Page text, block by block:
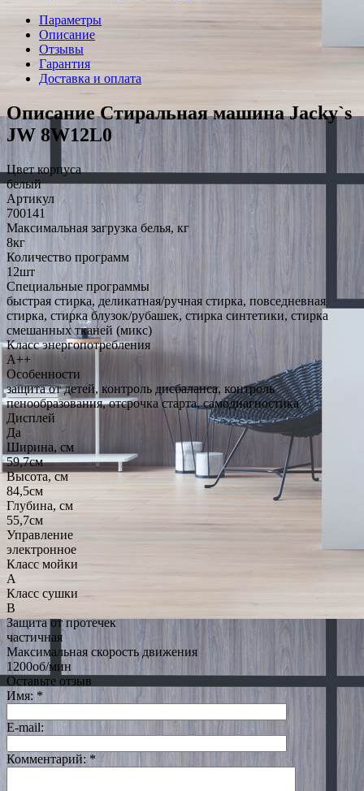
Параметры
Описание
Отзывы
Гарантия
Доставка и оплата
Описание Стиральная машина Jacky`s
JW 8W12L0
Цвет корпуса
белый
Артикул
700141
Максимальная загрузка белья, кг
8кг
Количество программ
12шт
Специальные программы
быстрая стирка, деликатная/ручная стирка, повседневная
стирка, стирка блузок/рубашек, стирка синтетики, стирка
смешанных тканей (микс)
Класс энергопотребления
A++
Особенности
защита от детей, контроль дисбаланса, контроль
пенообразования, отсрочка старта, самодиагностика
Дисплей
Да
Ширина, см
59,7см
Высота, см
84,5см
Глубина, см
55,7см
Управление
электронное
Класс мойки
A
Класс сушки
B
Защита от протечек
частичная
Максимальная скорость движения
1200об/мин
Оставьте отзыв
Имя: *
E-mail:
Комментарий: *